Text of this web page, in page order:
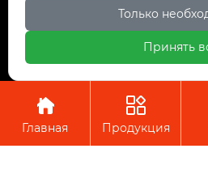
hxhg@hxhg.cn

Copyright © ООО Чэнду Ичжи

Главная

Продукция
Пожалуйста,
Только
Принять